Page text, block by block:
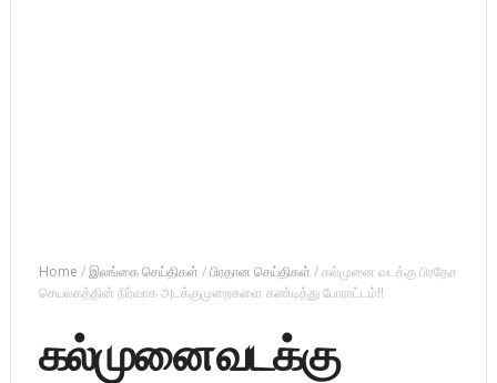
Home /இலங்கை செய்திகள் /பிரதான செய்திகள் /கல்முனை வடக்கு பிரதேச
செயலகத்தின் நிர்வாக அடக்குமுறைகளை கண்டித்து போராட்டம்!!
கல்முனை வடக்கு